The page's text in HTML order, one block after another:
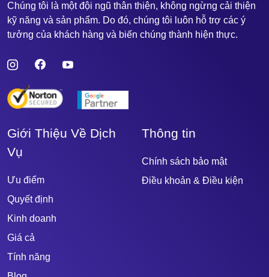
Chúng tôi là một đội ngũ thân thiện, không ngừng cải thiện
kỹ năng và sản phẩm. Do đó, chúng tôi luôn hỗ trợ các ý
tưởng của khách hàng và biến chúng thành hiện thực.
Giới Thiệu Về Dịch
Vụ
Ưu điểm
Quyết định
Kinh doanh
Giá cả
Tính năng
Thông tin
Chính sách bảo mật
Điều khoản & Điều kiện